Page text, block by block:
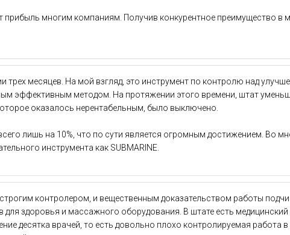
прибыль многим компаниям. Получив конкурентное преимущество в
трех месяцев. На мой взгляд, это инструмент по контролю над
эффективным методом. На протяжении этого времени, штат
оказалось нерентабельным, было выключено.
лишь на 10%, что по сути является огромным достижением. Во
инcтрумента как SUBMARINE.
строгим контролером, и вещественным доказательством работы
здоровья и массажного оборудования. В штате есть медицинский
десятка врачей, то есть довольно плохо контролируемая работа в